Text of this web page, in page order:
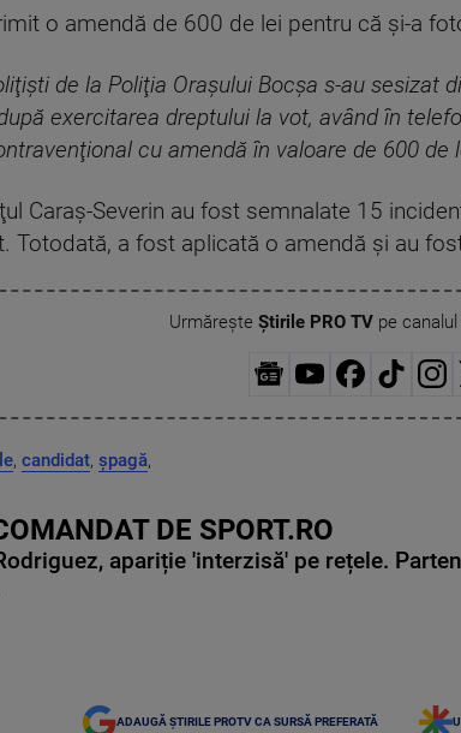
o amendă de 600 de lei pentru că şi-a
de la Poliţia Oraşului Bocşa s-au
exercitarea dreptului la vot, având în
cu amendă în valoare de 600 de
Caraş-Severin au fost semnalate 15
Totodată, a fost aplicată o amendă şi au
Urmărește Știrile PRO TVpe canalul
, candidat, șpagă,
DE SPORT.RO
apariție 'interzisă' pe rețele.
ADAUGĂ ȘTIRILE PROTV CA SURSĂ PREFERATĂ